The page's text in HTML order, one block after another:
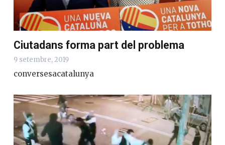
Ciutadans forma part del problema
9 setembre, 2019
conversesacatalunya